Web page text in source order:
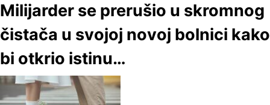
Milijarder se prerušio u skromnog
čistača u svojoj novoj bolnici kako
bi otkrio istinu…